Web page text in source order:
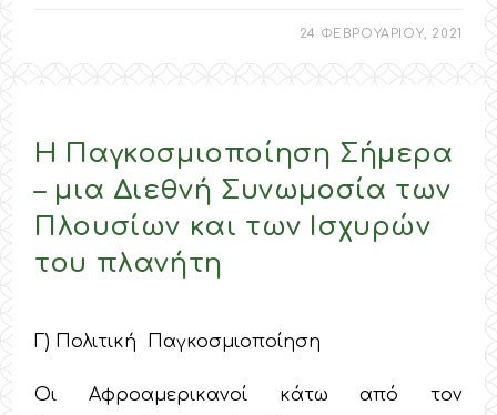
24 ΦΕΒΡΟΥΑΡΙΟΥ, 2021
Η Παγκοσμιοποίηση Σήμερα
– μια Διεθνή Συνωμοσία των
Πλουσίων και των Ισχυρών
του πλανήτη
Γ) Πολιτική Παγκοσμιοποίηση
Οι Αφροαμερικανοί κάτω από τον